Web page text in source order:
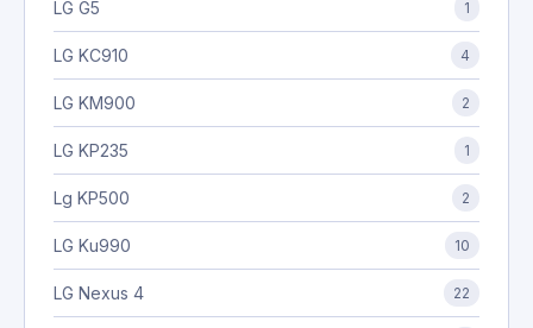
LG G5 1
LG KC910 4
LG KM900 2
LG KP235 1
Lg KP500 2
LG Ku990 10
LG Nexus 4 22